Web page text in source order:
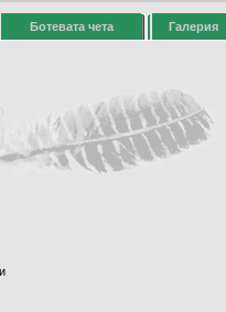
Ботевата чета Галерия